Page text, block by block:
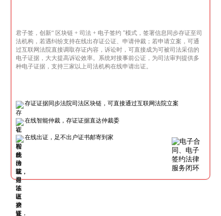
君子签，创新“ 区块链 + 司法 + 电子签约 ”模式，签署信息同步存证至司
法机构，若遇纠纷支持在线出存证公证、申请仲裁；若申请立案，可通
过互联网法院直接调取存证内容，诉讼时，可直接成为可被司法采信的
电子证据，大大提高诉讼效率。系统对接事前公证，为司法审判提供多
种电子证据，支持三家以上司法机构在线申请出证。
存证证据同步法院司法区块链，可直接通过互联网法院立案
在线智能仲裁，存证证据直达仲裁委
在线出证，足不出户证书邮寄到家